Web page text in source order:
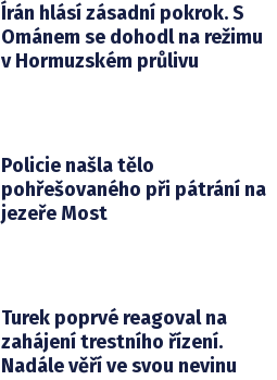
Írán hlásí zásadní pokrok. S
Ománem se dohodl na režimu
v Hormuzském průlivu
Policie našla tělo
pohřešovaného při pátrání na
jezeře Most
Turek poprvé reagoval na
zahájení trestního řízení.
Nadále věří ve svou nevinu